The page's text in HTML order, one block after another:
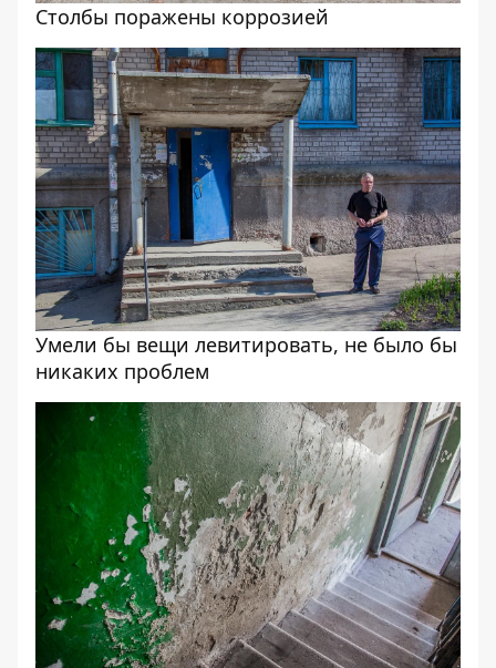
Столбы поражены коррозией
Умели бы вещи левитировать, не было бы
никаких проблем